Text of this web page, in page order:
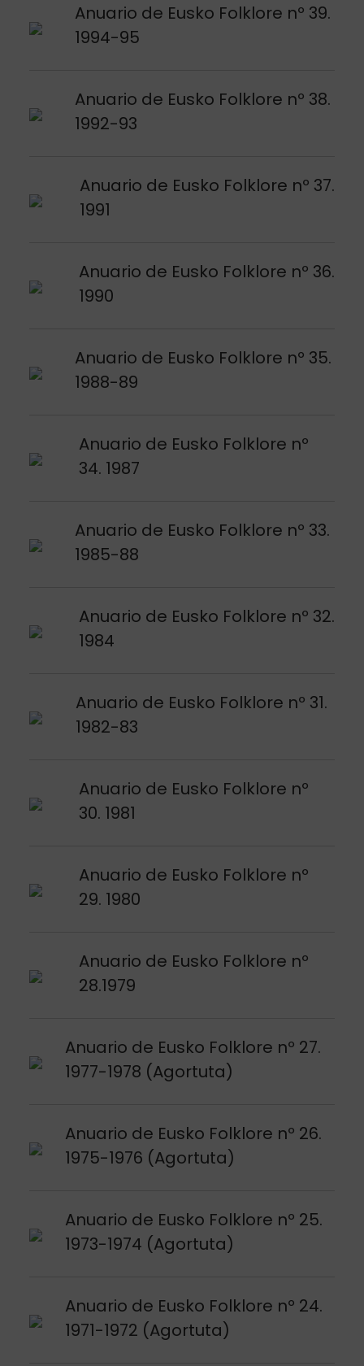
Anuario de Eusko Folklore nº 39.
1994-95
Voir publication
Anuario de Eusko Folklore nº 38.
1992-93
Voir publication
Anuario de Eusko Folklore nº 37.
1991
Voir publication
Anuario de Eusko Folklore nº 36.
1990
Voir publication
Anuario de Eusko Folklore nº 35.
1988-89
Voir publication
Anuario de Eusko Folklore nº
34. 1987
Voir publication
Anuario de Eusko Folklore nº 33.
1985-88
Voir publication
Anuario de Eusko Folklore nº 32.
1984
Voir publication
Anuario de Eusko Folklore nº 31.
1982-83
Voir publication
Anuario de Eusko Folklore nº
30. 1981
Voir publication
Anuario de Eusko Folklore nº
29. 1980
Voir publication
Anuario de Eusko Folklore nº
28.1979
Voir publication
Anuario de Eusko Folklore nº 27.
1977-1978 (Agortuta)
Voir publication
Anuario de Eusko Folklore nº 26.
1975-1976 (Agortuta)
Voir publication
Anuario de Eusko Folklore nº 25.
1973-1974 (Agortuta)
Voir publication
Anuario de Eusko Folklore nº 24.
1971-1972 (Agortuta)
Voir publication